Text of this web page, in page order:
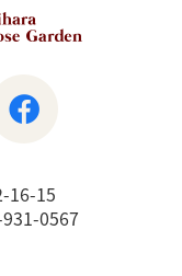
16-15
0567